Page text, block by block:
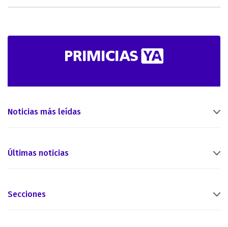
Noticias más leídas
Últimas noticias
Secciones